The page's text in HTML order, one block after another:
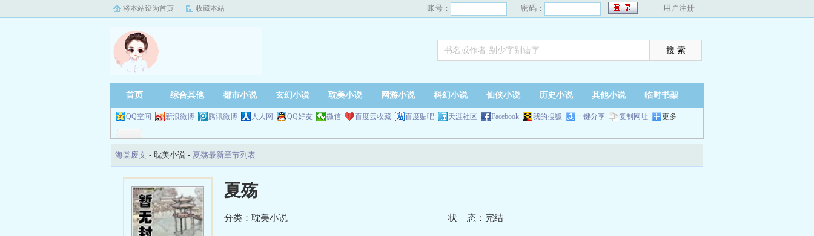
将本站设为首页 收藏本站 账号： 密码： 用户注册
首页 综合其他 都市小说 玄幻小说 耽美小说 网游小说 科幻小说 仙侠小说 历史小说 其他小说 临时书架
QQ空间 新浪微博 腾讯微博 人人网 QQ好友 微信 百度云收藏 百度贴吧 天涯社区 Facebook 我的搜狐 一键分享 复制网址 更多
海棠废文 - 耽美小说 - 夏殇最新章节列表
夏殇
分类：耽美小说 状 态：完结